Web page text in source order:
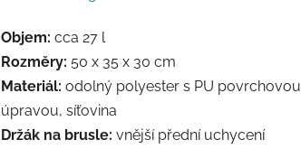
Objem: cca 27 l
Rozměry: 50 x 35 x 30 cm
Materiál: odolný polyester s PU povrchovou
úpravou, síťovina
Držák na brusle: vnější přední uchycení